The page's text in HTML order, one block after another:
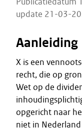
update 21-03-
Aanleiding
X is een
recht, die op
Wet op de
opgericht naar
niet in